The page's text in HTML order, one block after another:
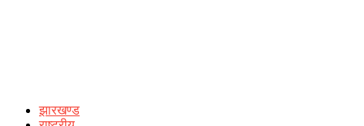
झारखण्ड